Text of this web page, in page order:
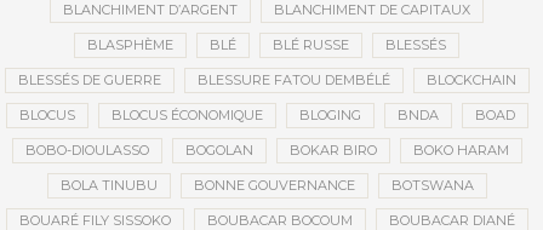
BLANCHIMENT D’ARGENT BLANCHIMENT DE CAPITAUX
BLASPHÈME BLÉ BLÉ RUSSE BLESSÉS
BLESSÉS DE GUERRE BLESSURE FATOU DEMBÉLÉ BLOCKCHAIN
BLOCUS BLOCUS ÉCONOMIQUE BLOGING BNDA BOAD
BOBO-DIOULASSO BOGOLAN BOKAR BIRO BOKO HARAM
BOLA TINUBU BONNE GOUVERNANCE BOTSWANA
BOUARÉ FILY SISSOKO BOUBACAR BOCOUM BOUBACAR DIANÉ